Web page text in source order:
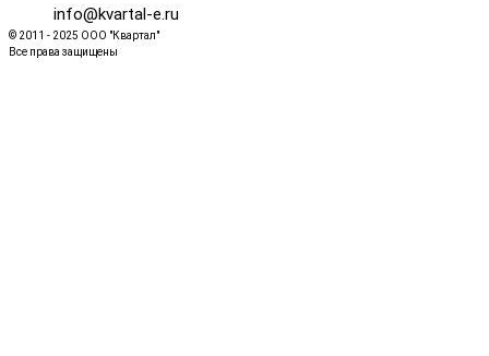
info@kvartal-e.ru
© 2011 - 2025 ООО "Квартал"
Все права защищены